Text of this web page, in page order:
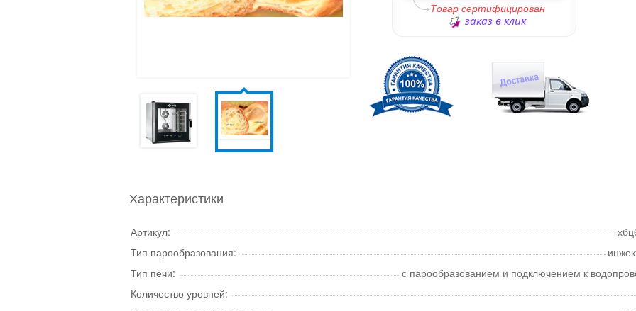
Товар сертифицирован
заказ в клик
Характеристики
Артикул:
Тип парообразования:
Тип печи:
с парообразованием и подключением к
Количество уровней: